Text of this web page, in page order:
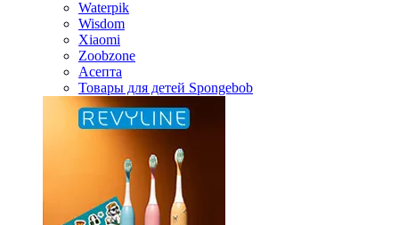
Waterpik
Wisdom
Xiaomi
Zoobzone
Асепта
Товары для детей Spongebob